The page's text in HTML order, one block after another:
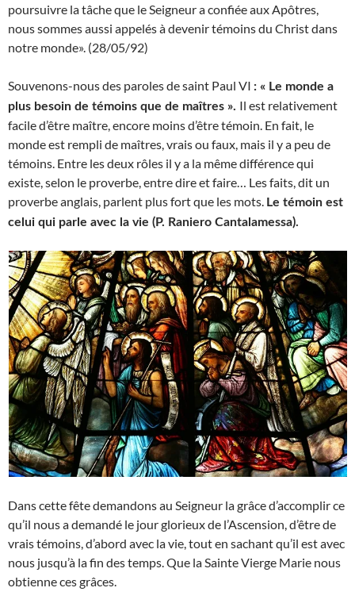
poursuivre la tâche que le Seigneur a confiée aux Apôtres,
nous sommes aussi appelés à devenir témoins du Christ dans
notre monde». (28/05/92)
Souvenons-nous des paroles de saint Paul VI : « Le monde a
plus besoin de témoins que de maîtres ». Il est relativement
facile d’être maître, encore moins d’être témoin. En fait, le
monde est rempli de maîtres, vrais ou faux, mais il y a peu de
témoins. Entre les deux rôles il y a la même différence qui
existe, selon le proverbe, entre dire et faire… Les faits, dit un
proverbe anglais, parlent plus fort que les mots. Le témoin est
celui qui parle avec la vie (P. Raniero Cantalamessa).
Dans cette fête demandons au Seigneur la grâce d’accomplir ce
qu’il nous a demandé le jour glorieux de l’Ascension, d’être de
vrais témoins, d’abord avec la vie, tout en sachant qu’il est avec
nous jusqu’à la fin des temps. Que la Sainte Vierge Marie nous
obtienne ces grâces.